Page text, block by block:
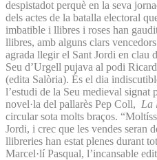
despistadot perquè en la seva
dels actes de la batalla electoral
imbatible i llibres i roses han
llibres, amb alguns clars
agrada llegir el Sant Jordi en clau
Seu d’Urgell pujava al podi
(edita Salòria). És el dia
l’estudi de la Seu medieval signat
novel·la del pallarès Pep Coll, La
circular sota molts braços.
Jordi, i crec que les vendes seran
llibreries han estat plenes durant
Marcel·lí Pasqual, l’incansable